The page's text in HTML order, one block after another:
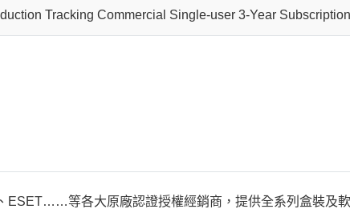
Tracking Commercial Single-user 3-Year
ESET……等各大原廠認證授權經銷商，提供全系列盒裝及